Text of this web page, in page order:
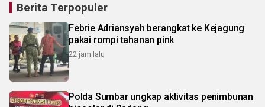
Berita Terpopuler
Febrie Adriansyah berangkat ke Kejagung
pakai rompi tahanan pink
22 jam lalu
Polda Sumbar ungkap aktivitas penimbunan